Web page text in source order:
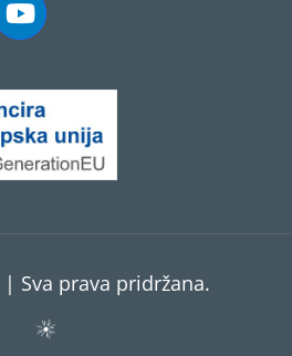
| Sva prava pridržana.